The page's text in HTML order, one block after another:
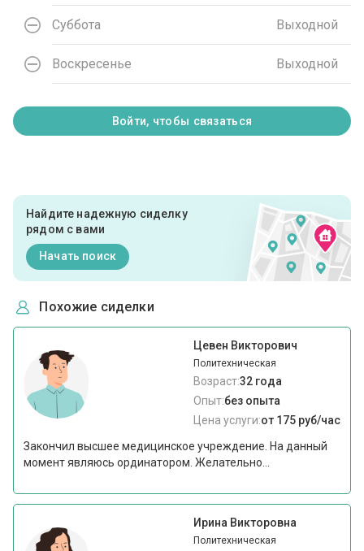
Суббота Выходной
Воскресенье Выходной
Войти, чтобы связаться
Найдите надежную сиделку
рядом с вами
Начать поиск
Похожие сиделки
Цевен Викторович
Политехническая
Возраст:32 года
Опыт:без опыта
Цена услуги:от 175 руб/час
Закончил высшее медицинское учреждение. На данный
момент являюсь ординатором. Желательно...
Ирина Викторовна
Политехническая